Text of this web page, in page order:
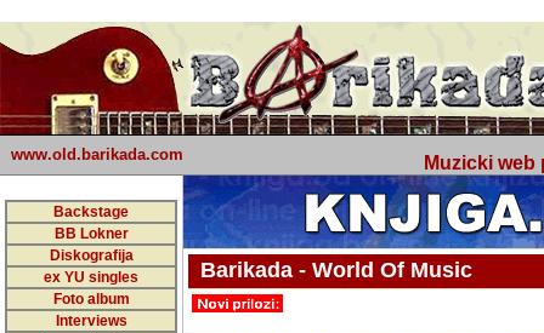
www.old.barikada.com Muzicki web
Backstage
BB Lokner
Diskografija
ex YU singles
Foto album
Interviews
Barikada - World Of Music